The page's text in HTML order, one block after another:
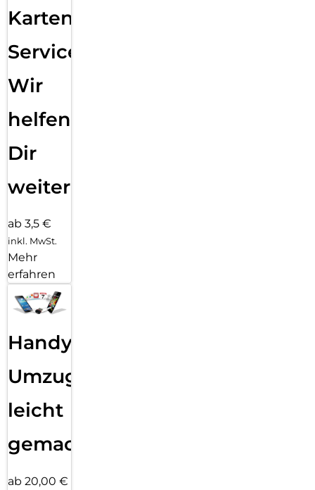
Karten
Service:
Wir
helfen
Dir
weiter
ab 3,5 €
inkl. MwSt.
Mehr
erfahren
Handy
Umzug
leicht
gemacht!
ab 20,00 €